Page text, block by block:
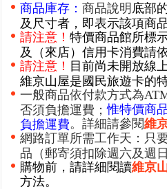
商品庫存： 商品說明 底部
及尺寸者，即表示該項商
請注意！ 特價商品館所標
及（來店）信用卡消費請
請注意！ 目前尚未開放線
維京山屋是國民旅遊卡的
一般商品依付款方式為
否須負擔運費；惟特價商
負擔運費。詳細請參閱維
網路訂單所需工作天：只
品（郵寄須扣除週六及週
購物前，請詳細閱讀維京
方法。